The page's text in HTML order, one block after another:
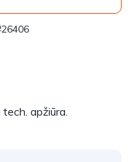
apžiūra.